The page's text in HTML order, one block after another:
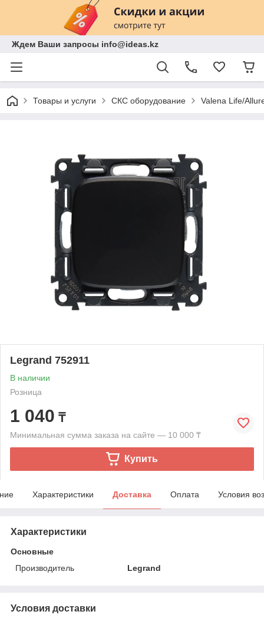
Ждем Ваши запросы info@ideas.kz
Товары и услуги СКС оборудование Valena Life/
Legrand 752911
В наличии
Розница
1 040 ₸
Минимальная сумма заказа на сайте — 10 000 ₸
Купить
Характеристики Доставка Оплата Условия
Характеристики
Основные
Производитель
Legrand
Условия доставки